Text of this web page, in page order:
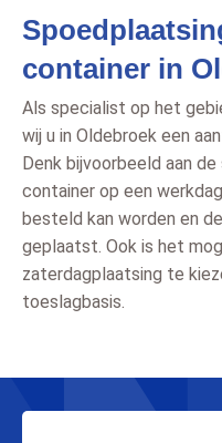
container in
Als specialist op het
wij u in Oldebroek een
Denk bijvoorbeeld aan
container op een
besteld kan worden en
geplaatst. Ook is het
zaterdagplaatsing te
toeslagbasis.